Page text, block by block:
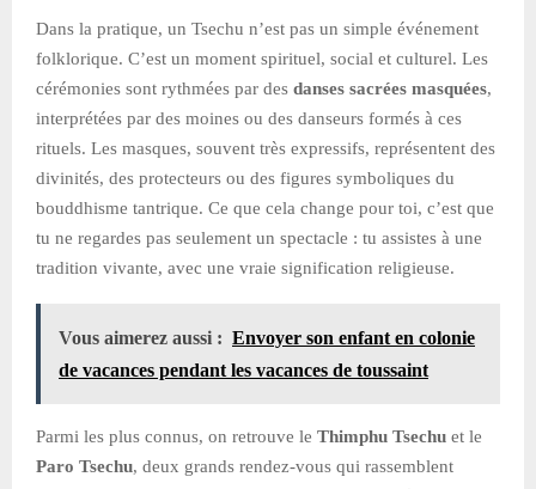
Dans la pratique, un Tsechu n’est pas un simple événement
folklorique. C’est un moment spirituel, social et culturel. Les
cérémonies sont rythmées par des danses sacrées masquées,
interprétées par des moines ou des danseurs formés à ces
rituels. Les masques, souvent très expressifs, représentent des
divinités, des protecteurs ou des figures symboliques du
bouddhisme tantrique. Ce que cela change pour toi, c’est que
tu ne regardes pas seulement un spectacle : tu assistes à une
tradition vivante, avec une vraie signification religieuse.
Vous aimerez aussi : Envoyer son enfant en colonie
de vacances pendant les vacances de toussaint
Parmi les plus connus, on retrouve le Thimphu Tsechu et le
Paro Tsechu, deux grands rendez-vous qui rassemblent